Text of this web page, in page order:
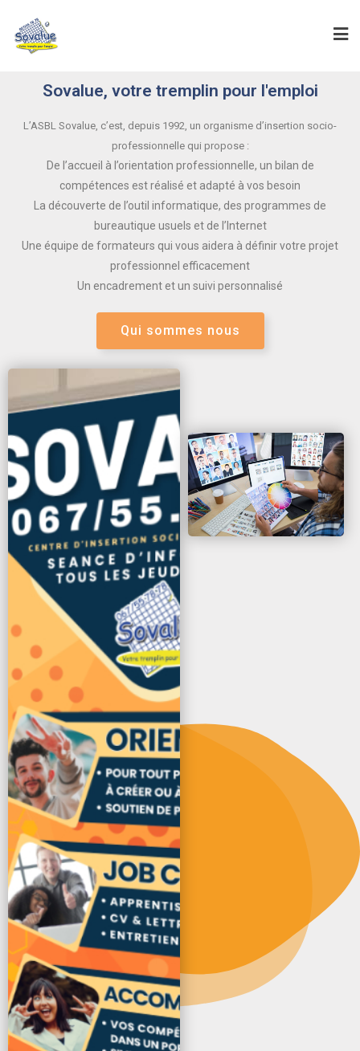
Sovalue, votre tremplin pour l'emploi
L’ASBL Sovalue, c’est, depuis 1992, un organisme d’insertion socio-
professionnelle qui propose :
De l’accueil à l’orientation professionnelle, un bilan de
compétences est réalisé et adapté à vos besoin
La découverte de l’outil informatique, des programmes de
bureautique usuels et de l’Internet
Une équipe de formateurs qui vous aidera à définir votre projet
professionnel efficacement
Un encadrement et un suivi personnalisé
Qui sommes nous